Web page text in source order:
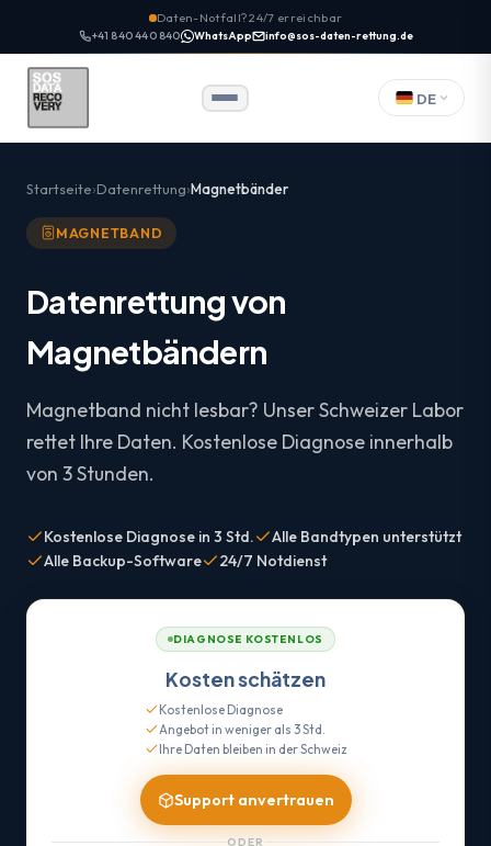
Daten-Notfall? 24/7 erreichbar
+41 840 440 840 WhatsApp info@sos-daten-rettung.de
DE
Startseite Datenrettung Magnetbänder
MAGNETBAND
Datenrettung von
Magnetbändern
Magnetband nicht lesbar? Unser Schweizer Labor
rettet Ihre Daten. Kostenlose Diagnose innerhalb
von 3 Stunden.
Kostenlose Diagnose in 3 Std.
Alle Bandtypen unterstützt
Alle Backup-Software
24/7 Notdienst
DIAGNOSE KOSTENLOS
Kosten schätzen
Kostenlose Diagnose
Angebot in weniger als 3 Std.
Ihre Daten bleiben in der Schweiz
Support anvertrauen
ODER